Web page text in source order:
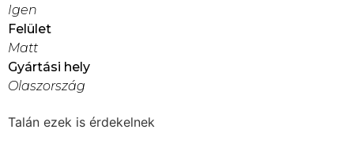
Igen
Felület
Matt
Gyártási hely
Olaszország
Talán ezek is érdekelnek